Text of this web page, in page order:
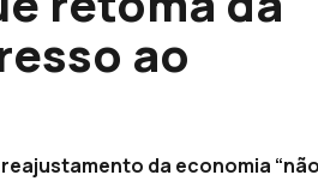
ao
da economia “não